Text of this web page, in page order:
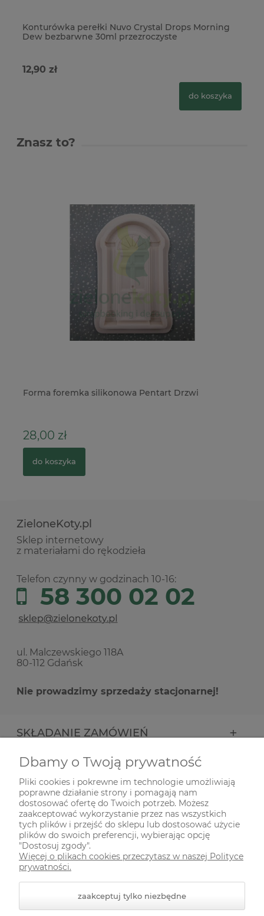
Konturówka perełki Nuvo Crystal Drops Morning
Dew bezbarwne 30ml przezroczyste
12,90 zł
do koszyka
Znasz to?
Forma foremka silikonowa Pentart Drzwi
28,00 zł
do koszyka
ZieloneKoty.pl
Sklep internetowy
z materiałami do rękodzieła
Telefon czynny w godzinach 10-16:
58 300 02 02
ul. Malczewskiego 118A
80-112 Gdańsk
Nie prowadzimy sprzedaży stacjonarnej!
SKŁADANIE ZAMÓWIEŃ
INFORMACJE
ODWIEDŹ NAS NA
Dbamy o Twoją prywatność
Pliki cookies i pokrewne im technologie umożliwiają
poprawne działanie strony i pomagają nam
dostosować ofertę do Twoich potrzeb. Możesz
zaakceptować wykorzystanie przez nas wszystkich
tych plików i przejść do sklepu lub dostosować użycie
plików do swoich preferencji, wybierając opcję
"Dostosuj zgody".
Więcej o plikach cookies przeczytasz w naszej Polityce
prywatności.
zaakceptuj tylko niezbędne